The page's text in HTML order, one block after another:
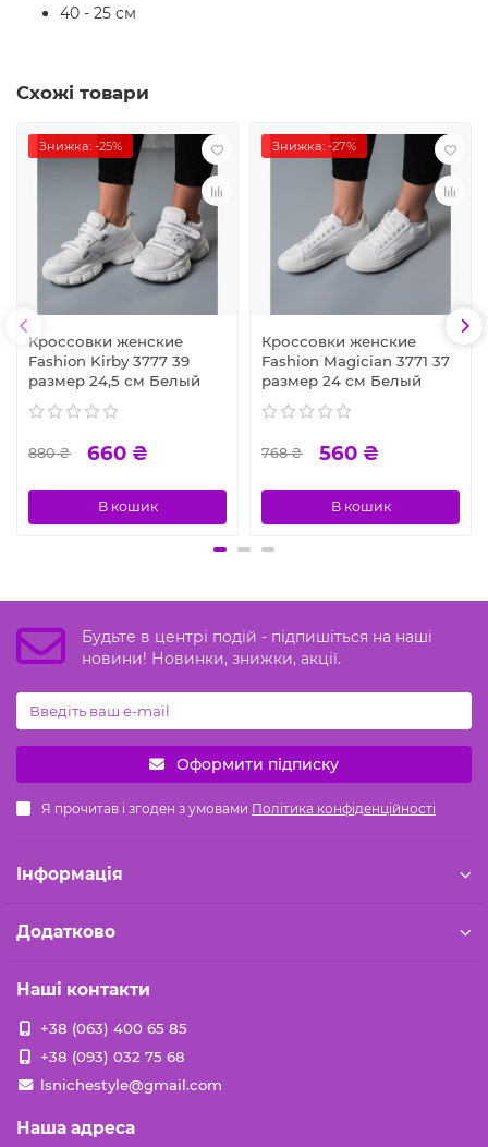
40 - 25 см
Схожі товари
Знижка: -25%
Кроссовки женские
Fashion Kirby 3777 39
размер 24,5 см Белый
880 ₴ 660 ₴
В кошик
Знижка: -27%
Кроссовки женские
Fashion Magician 3771 37
размер 24 см Белый
768 ₴ 560 ₴
В кошик
Будьте в центрі подій - підпишіться на наші
новини! Новинки, знижки, акції.
Оформити підписку
Я прочитав і згоден з умовами Політика конфіденційності
Iнформація
Додатково
Наші контакти
+38 (063) 400 65 85
+38 (093) 032 75 68
lsnichestyle@gmail.com
Наша адреса